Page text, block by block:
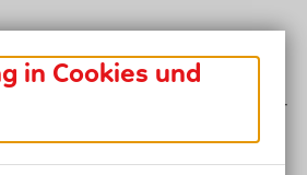
klingelt, sieht der 25-Jährige
unbekannte Nummer. Schnell geht er
habe meine Hemden
sagt jemand am anderen Ende,
in Cookies und